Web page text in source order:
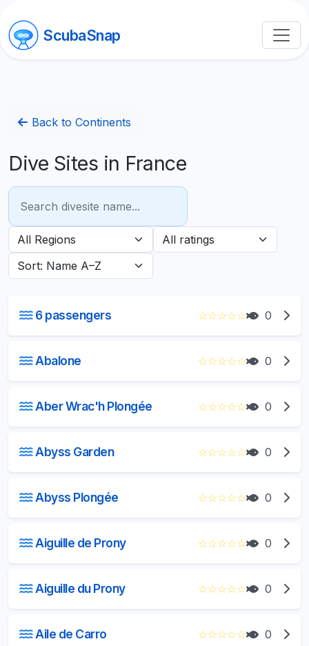
ScubaSnap
Back to Continents
Dive Sites in France
6 passengers ☆☆☆☆☆ 0
Abalone ☆☆☆☆☆ 0
Aber Wrac'h Plongée ☆☆☆☆☆ 0
Abyss Garden ☆☆☆☆☆ 0
Abyss Plongée ☆☆☆☆☆ 0
Aiguille de Prony ☆☆☆☆☆ 0
Aiguille du Prony ☆☆☆☆☆ 0
Aile de Carro ☆☆☆☆☆ 0